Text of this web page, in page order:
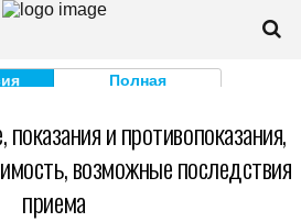
Полная
и противопоказания,
возможные последствия
приема